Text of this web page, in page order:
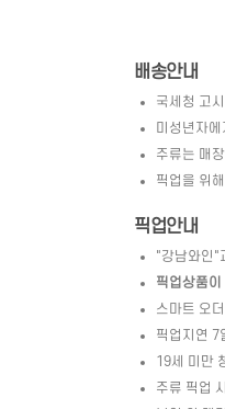
배송안내
국세청 고
미성년자
주류는 매
픽업을 위
픽업안내
"강남와인"
픽업상품
스마트 오
픽업지연 7
19세 미만
주류 픽업